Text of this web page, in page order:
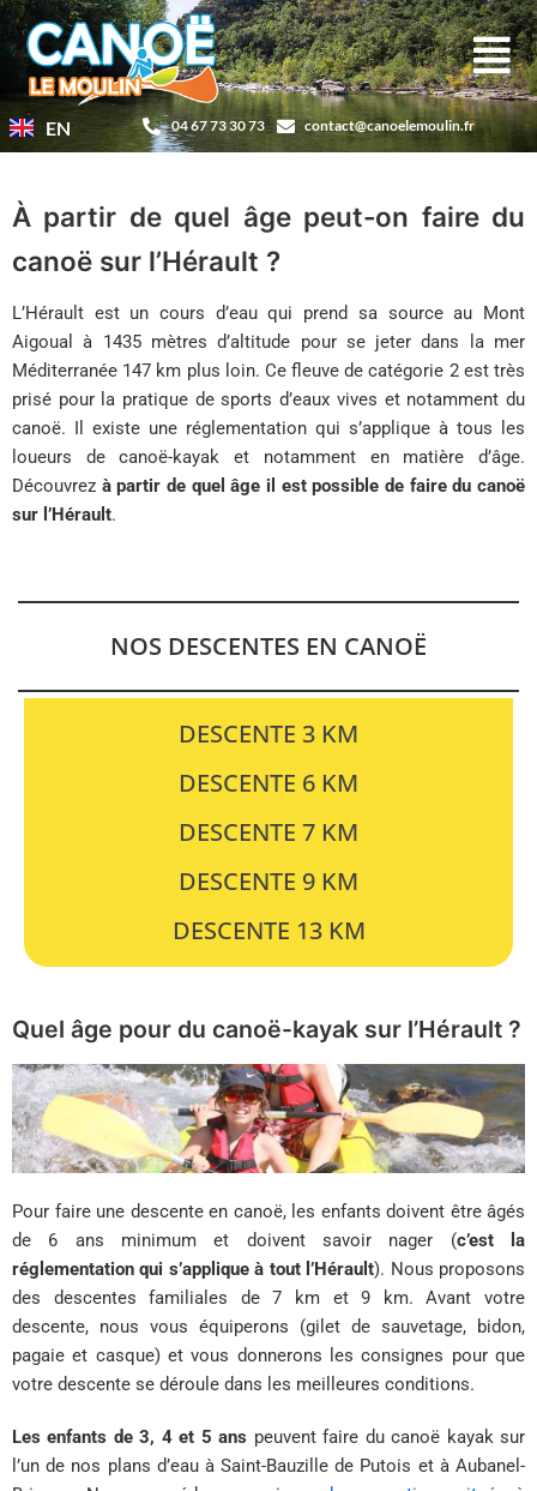
Aller
au
contenu
EN 04 67 73 30 73 contact@canoelemoulin.fr
À partir de quel âge peut-on faire du
canoë sur l’Hérault ?
L’Hérault est un cours d’eau qui prend sa source au Mont
Aigoual à 1435 mètres d’altitude pour se jeter dans la mer
Méditerranée 147 km plus loin. Ce fleuve de catégorie 2 est très
prisé pour la pratique de sports d’eaux vives et notamment du
canoë. Il existe une réglementation qui s’applique à tous les
loueurs de canoë-kayak et notamment en matière d’âge.
Découvrez à partir de quel âge il est possible de faire du canoë
sur l’Hérault.
NOS DESCENTES EN CANOË
DESCENTE 3 KM
DESCENTE 6 KM
DESCENTE 7 KM
DESCENTE 9 KM
DESCENTE 13 KM
Quel âge pour du canoë-kayak sur l’Hérault ?
Pour faire une descente en canoë, les enfants doivent être âgés
de 6 ans minimum et doivent savoir nager (c’est la
réglementation qui s’applique à tout l’Hérault). Nous proposons
des descentes familiales de 7 km et 9 km. Avant votre
descente, nous vous équiperons (gilet de sauvetage, bidon,
pagaie et casque) et vous donnerons les consignes pour que
votre descente se déroule dans les meilleures conditions.
Les enfants de 3, 4 et 5 ans peuvent faire du canoë kayak sur
l’un de nos plans d’eau à Saint-Bauzille de Putois et à Aubanel-